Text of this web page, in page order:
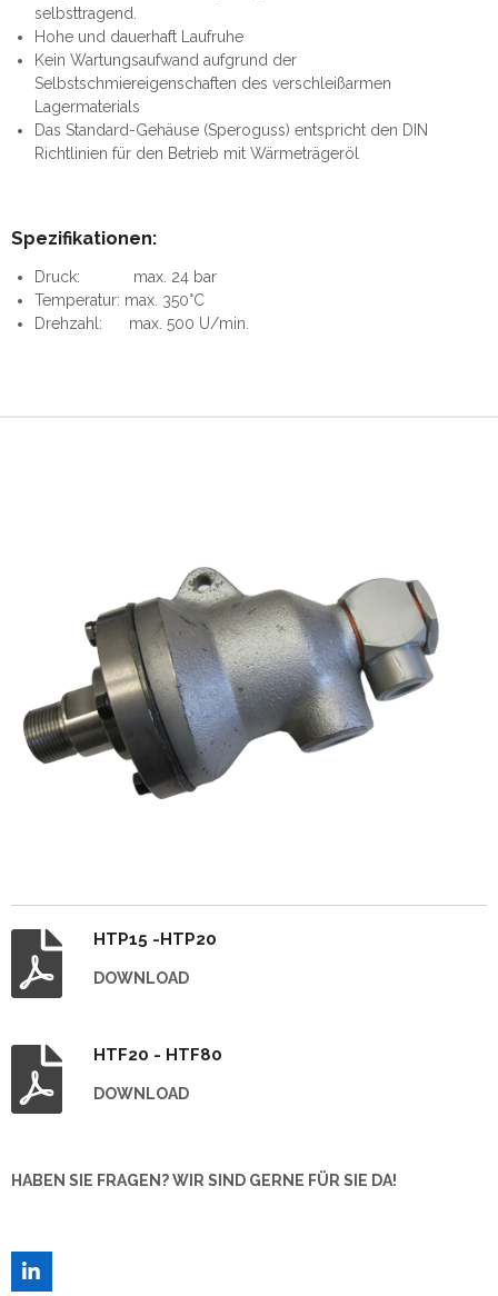
selbsttragend.
Hohe und dauerhaft Laufruhe
Kein Wartungsaufwand aufgrund der
Selbstschmiereigenschaften des verschleißarmen
Lagermaterials
Das Standard-Gehäuse (Speroguss) entspricht den DIN
Richtlinien für den Betrieb mit Wärmeträgeröl
Spezifikationen:
Druck: max. 24 bar
Temperatur: max. 350°C
Drehzahl: max. 500 U/min.
HTP15 -HTP20
DOWNLOAD
HTF20 - HTF80
DOWNLOAD
HABEN SIE FRAGEN? WIR SIND GERNE FÜR SIE DA!
L